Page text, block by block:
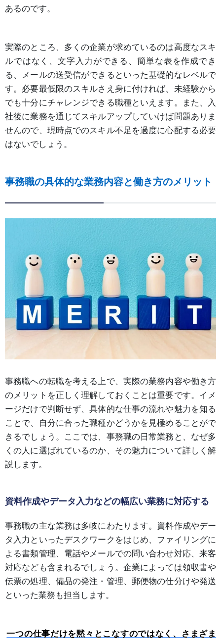
あるのです。
実際のところ、多くの企業が求めているのは高度なスキ
ルではなく、文字入力ができる、簡単な表を作成でき
る、メールの送受信ができるといった基礎的なレベルで
す。必要最低限のスキルさえ身に付ければ、未経験から
でも十分にチャレンジできる職種といえます。また、入
社後に業務を通じてスキルアップしていけば問題ありま
せんので、現時点でのスキル不足を過度に心配する必要
はないでしょう。
事務職の具体的な業務内容と働き方のメリット
事務職への転職を考える上で、実際の業務内容や働き方
のメリットを正しく理解しておくことは重要です。イメ
ージだけで判断せず、具体的な仕事の流れや魅力を知る
ことで、自分に合った職種かどうかを見極めることがで
きるでしょう。ここでは、事務職の日常業務と、なぜ多
くの人に選ばれているのか、その魅力について詳しく解
説します。
資料作成やデータ入力などの幅広い業務に対応する
事務職の主な業務は多岐にわたります。資料作成やデー
タ入力といったデスクワークをはじめ、ファイリングに
よる書類管理、電話やメールでの問い合わせ対応、来客
対応なども含まれるでしょう。企業によっては領収書や
伝票の処理、備品の発注・管理、郵便物の仕分けや発送
といった業務も担当します。
一つの仕事だけを黙々とこなすのではなく、さまざま